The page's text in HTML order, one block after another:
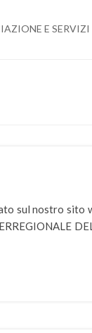
E SERVIZI
sul nostro sito